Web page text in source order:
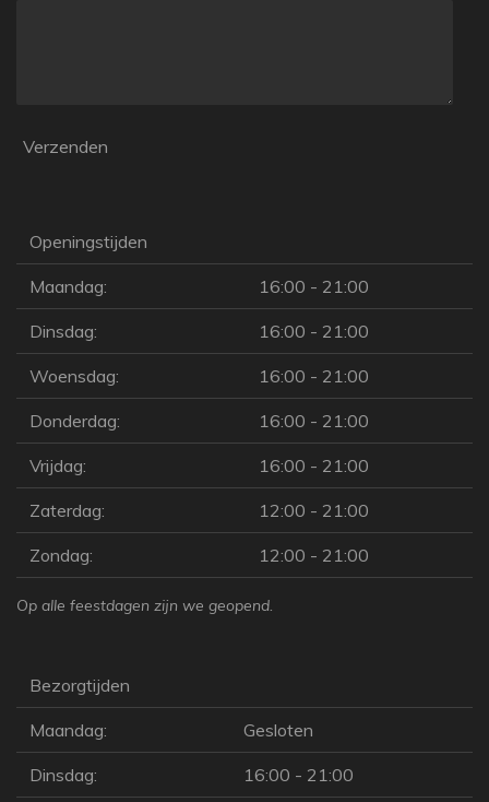
Verzenden
Openingstijden
Maandag: 16:00 - 21:00
Dinsdag: 16:00 - 21:00
Woensdag: 16:00 - 21:00
Donderdag: 16:00 - 21:00
Vrijdag: 16:00 - 21:00
Zaterdag: 12:00 - 21:00
Zondag: 12:00 - 21:00
Op alle feestdagen zijn we geopend.
Bezorgtijden
Maandag: Gesloten
Dinsdag: 16:00 - 21:00